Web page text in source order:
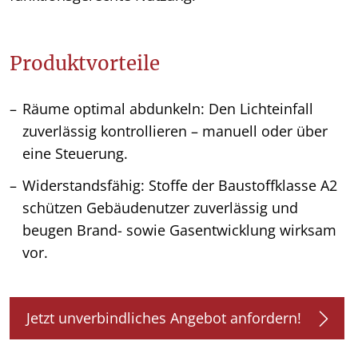
Produktvorteile
Räume optimal abdunkeln: Den Lichteinfall
zuverlässig kontrollieren – manuell oder über
eine Steuerung.
Widerstandsfähig: Stoffe der Baustoffklasse A2
schützen Gebäudenutzer zuverlässig und
beugen Brand- sowie Gasentwicklung wirksam
vor.
Jetzt unverbindliches Angebot anfordern!